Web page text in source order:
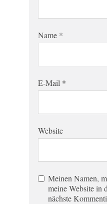
Name *
E-Mail *
Website
Meinen Namen,
meine Website in
nächste